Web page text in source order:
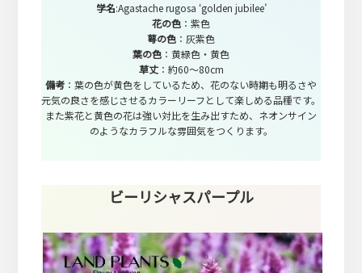
学名:Agastache rugosa ‘golden jubilee’
花の色 ：紫色
萼の色 ：灰紫色
葉の色 ：黄緑色・黄色
草丈：約60～80cm
備考 ：葉の色が黄色をしているため、花のない時期も明るさや
元気の良さを感じさせるカラーリーフとして楽しめる品種です。
また紫花と黄色の花は強い対比を生み出すため、ネオンサイン
のようなカラフルな雰囲気をつくります。
ビーリシャスパープル